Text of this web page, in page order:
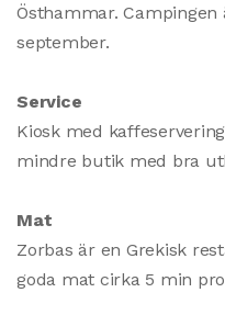
Östhammar.
september.
Service
Kiosk med
mindre butik med bra
Mat
Zorbas är en Grekisk
goda mat cirka 5 min